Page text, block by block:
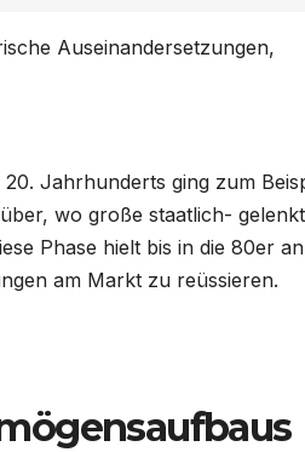
Auseinandersetzungen,
Jahrhunderts ging zum
wo große staatlich-
Phase hielt bis in die 80er
am Markt zu reüssieren.